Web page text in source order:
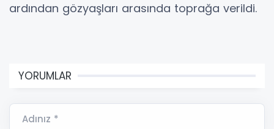
ardından gözyaşları arasında toprağa verildi.
YORUMLAR
Adınız *